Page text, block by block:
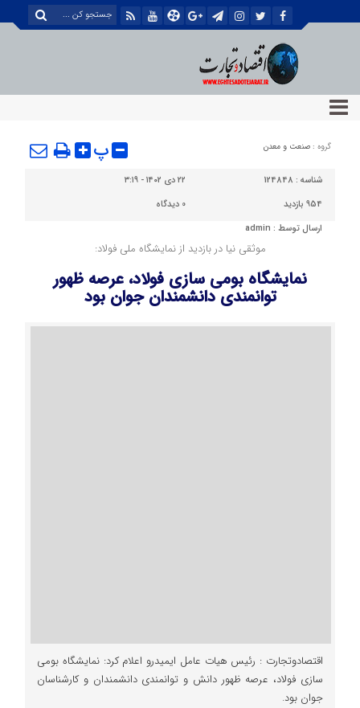
گروه : صنعت و معدن پ
شناسه : 124848
۲۲ دی ۱۴۰۲ - ۳:۱۹
954 بازدید
0 دیدگاه
ارسال توسط : admin
موثقی نیا در بازدید از نمایشگاه ملی فولاد:
نمایشگاه بومی سازی فولاد، عرصه ظهور
توانمندی دانشمندان جوان بود
اقتصادوتجارت : رئیس هیات عامل ایمیدرو اعلام کرد: نمایشگاه بومی
سازی فولاد، عرصه ظهور دانش و توانمندی دانشمندان و کارشناسان
جوان بود.